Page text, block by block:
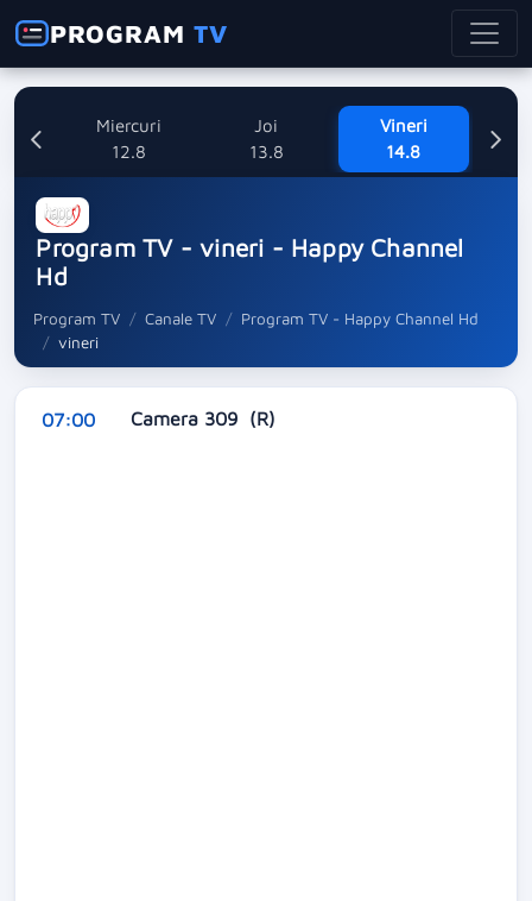
PROGRAMTV
Miercuri
12.8
Joi
13.8
Vineri
14.8
Program TV - vineri - Happy Channel
Hd
Program TV Canale TV
Program TV - Happy Channel Hd
vineri
07:00 Camera 309 (R)